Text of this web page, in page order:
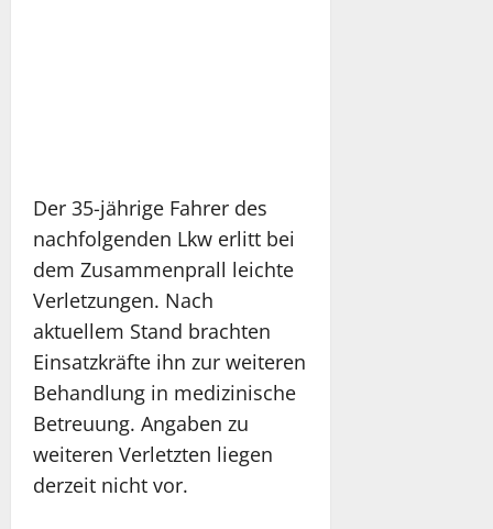
Der 35-jährige Fahrer des
nachfolgenden Lkw erlitt bei
dem Zusammenprall leichte
Verletzungen. Nach
aktuellem Stand brachten
Einsatzkräfte ihn zur weiteren
Behandlung in medizinische
Betreuung. Angaben zu
weiteren Verletzten liegen
derzeit nicht vor.